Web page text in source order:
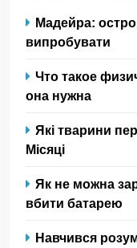
Мадейра:
випробувати
Что такое
она нужна
Які тварини
Місяці
Як не можна
вбити батарею
Навчився